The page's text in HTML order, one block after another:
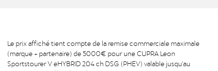
Le prix affiché tient compte de la remise commerciale maximale
(marque + partenaire) de 5000€ pour une CUPRA Leon
Sportstourer V eHYBRID 204 ch DSG (PHEV) valable jusqu'au